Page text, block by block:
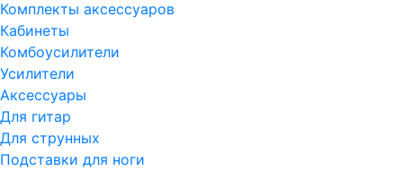
Комплекты аксессуаров
Кабинеты
Комбоусилители
Усилители
Аксессуары
Для гитар
Для струнных
Подставки для ноги